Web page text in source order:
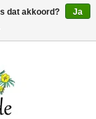
0 Artikelen - €0,00
dat akkoord?
Ja